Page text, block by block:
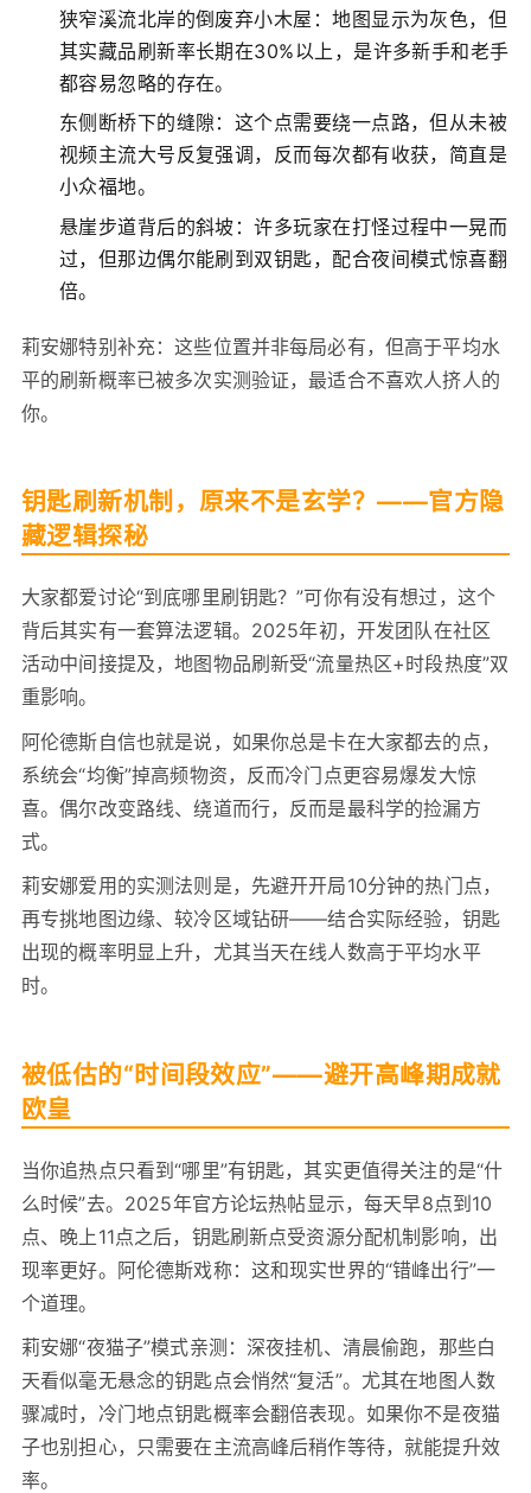
狭窄溪流北岸的倒废弃小木屋：地图显示为灰色，但
其实藏品刷新率长期在30%以上，是许多新手和老手
都容易忽略的存在。
东侧断桥下的缝隙：这个点需要绕一点路，但从未被
视频主流大号反复强调，反而每次都有收获，简直是
小众福地。
悬崖步道背后的斜坡：许多玩家在打怪过程中一晃而
过，但那边偶尔能刷到双钥匙，配合夜间模式惊喜翻
倍。
莉安娜特别补充：这些位置并非每局必有，但高于平均水
平的刷新概率已被多次实测验证，最适合不喜欢人挤人的
你。
钥匙刷新机制，原来不是玄学？——官方隐
藏逻辑探秘
大家都爱讨论“到底哪里刷钥匙？”可你有没有想过，这个
背后其实有一套算法逻辑。2025年初，开发团队在社区
活动中间接提及，地图物品刷新受“流量热区+时段热度”双
重影响。
阿伦德斯自信也就是说，如果你总是卡在大家都去的点，
系统会“均衡”掉高频物资，反而冷门点更容易爆发大惊
喜。偶尔改变路线、绕道而行，反而是最科学的捡漏方
式。
莉安娜爱用的实测法则是，先避开开局10分钟的热门点，
再专挑地图边缘、较冷区域钻研——结合实际经验，钥匙
出现的概率明显上升，尤其当天在线人数高于平均水平
时。
被低估的“时间段效应”——避开高峰期成就
欧皇
当你追热点只看到“哪里”有钥匙，其实更值得关注的是“什
么时候”去。2025年官方论坛热帖显示，每天早8点到10
点、晚上11点之后，钥匙刷新点受资源分配机制影响，出
现率更好。阿伦德斯戏称：这和现实世界的“错峰出行”一
个道理。
莉安娜“夜猫子”模式亲测：深夜挂机、清晨偷跑，那些白
天看似毫无悬念的钥匙点会悄然“复活”。尤其在地图人数
骤减时，冷门地点钥匙概率会翻倍表现。如果你不是夜猫
子也别担心，只需要在主流高峰后稍作等待，就能提升效
率。